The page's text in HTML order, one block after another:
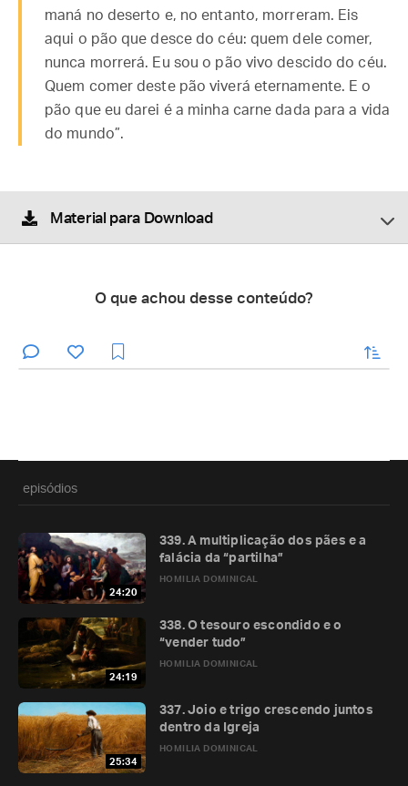
maná no deserto e, no entanto, morreram. Eis
aqui o pão que desce do céu: quem dele comer,
nunca morrerá. Eu sou o pão vivo descido do céu.
Quem comer deste pão viverá eternamente. E o
pão que eu darei é a minha carne dada para a vida
do mundo”.
Material para Download
O que achou desse conteúdo?
enviar
episódios
24:20
HOMILIA DOMINICAL
339. A multiplicação dos pães e a
falácia da “partilha”
24:19
HOMILIA DOMINICAL
338. O tesouro escondido e o
“vender tudo”
25:34
HOMILIA DOMINICAL
337. Joio e trigo crescendo juntos
dentro da Igreja